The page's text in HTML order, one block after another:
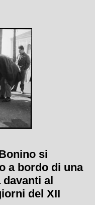
si
a bordo di una
davanti al
del XII